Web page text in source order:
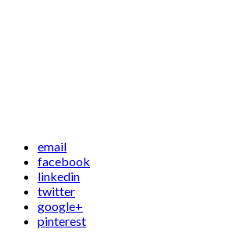
email
facebook
linkedin
twitter
google+
pinterest